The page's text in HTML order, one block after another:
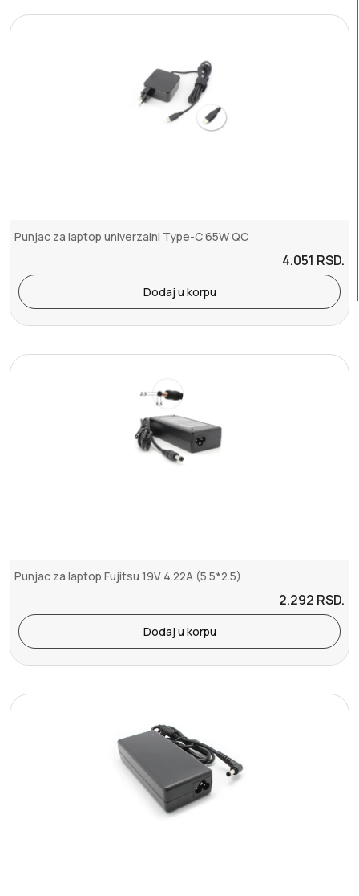
Punjac za laptop univerzalni Type-C 65W QC
4.051 RSD.
Dodaj u korpu
Punjac za laptop Fujitsu 19V 4.22A (5.5*2.5)
2.292 RSD.
Dodaj u korpu